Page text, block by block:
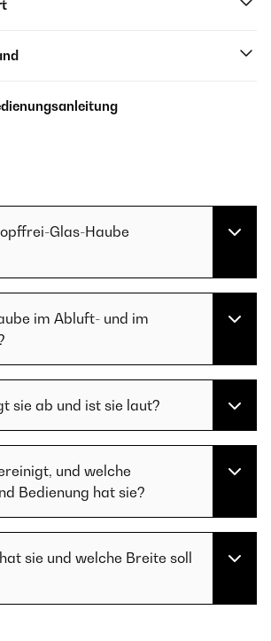
Glas-Haube
im Abluft- und im
sie ab und ist sie laut?
und welche
Bedienung hat sie?
sie und welche Breite soll